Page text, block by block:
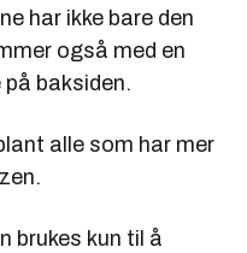
har ikke bare den
også med en
baksiden.
alle som har mer
brukes kun til å